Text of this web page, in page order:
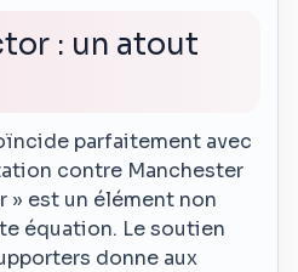
: un atout
parfaitement avec
contre Manchester
» est un élément non
équation. Le soutien
donne aux